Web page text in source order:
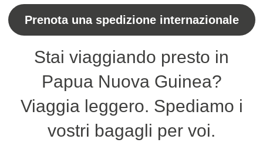
Prenota una spedizione internazionale
Stai viaggiando presto in
Papua Nuova Guinea?
Viaggia leggero. Spediamo i
vostri bagagli per voi.